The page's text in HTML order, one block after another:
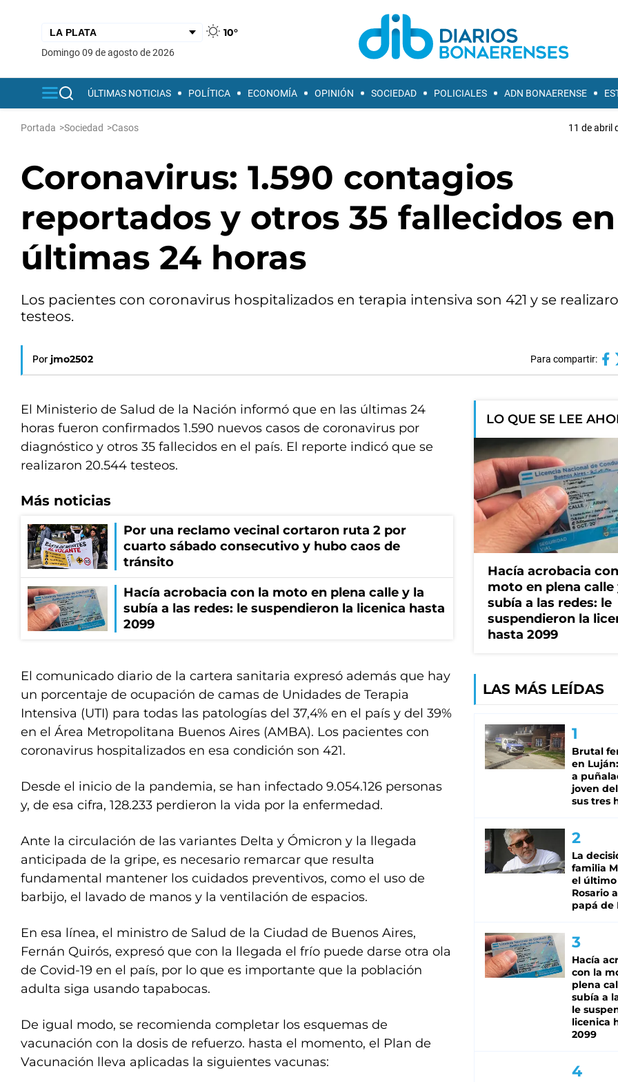
10°
domingo 09 de agosto de 2026
ÚLTIMAS NOTICIAS POLÍTICA ECONOMÍA OPINIÓN SOCIEDAD POLICIALES ADN BONAERENSE
Portada >Sociedad >Casos 11 de abril
Coronavirus: 1.590 contagios
reportados y otros 35 fallecidos
últimas 24 horas
Los pacientes con coronavirus hospitalizados en terapia intensiva son 421 y se
testeos.
Por jmo2502 Para compartir:
El Ministerio de Salud de la Nación informó que en las últimas 24
horas fueron confirmados 1.590 nuevos casos de coronavirus por
diagnóstico y otros 35 fallecidos en el país. El reporte indicó que se
realizaron 20.544 testeos.
Más noticias
Por una reclamo vecinal cortaron ruta 2 por
cuarto sábado consecutivo y hubo caos de
tránsito
Hacía acrobacia con la moto en plena calle y la
subía a las redes: le suspendieron la licenica hasta
2099
El comunicado diario de la cartera sanitaria expresó además que hay
un porcentaje de ocupación de camas de Unidades de Terapia
Intensiva (UTI) para todas las patologías del 37,4% en el país y del 39%
en el Área Metropolitana Buenos Aires (AMBA). Los pacientes con
coronavirus hospitalizados en esa condición son 421.
Desde el inicio de la pandemia, se han infectado 9.054.126 personas
y, de esa cifra, 128.233 perdieron la vida por la enfermedad.
Ante la circulación de las variantes Delta y Ómicron y la llegada
anticipada de la gripe, es necesario remarcar que resulta
fundamental mantener los cuidados preventivos, como el uso de
barbijo, el lavado de manos y la ventilación de espacios.
En esa línea, el ministro de Salud de la Ciudad de Buenos Aires,
Fernán Quirós, expresó que con la llegada el frío puede darse otra ola
de Covid-19 en el país, por lo que es importante que la población
adulta siga usando tapabocas.
De igual modo, se recomienda completar los esquemas de
vacunación con la dosis de refuerzo. hasta el momento, el Plan de
Vacunación lleva aplicadas la siguientes vacunas:
LO QUE SE LEE
Hacía acrobacia
moto en plena calle
subía a las redes: le
suspendieron la
hasta 2099
LAS MÁS LEÍDAS
Brutal
en
a
joven
sus tres
La
familia
el último
Rosario
papá de
Hacía
con la
plena
subía a
le
licenica
2099